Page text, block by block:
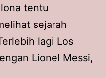
tentu
sejarah
lagi Los
Lionel Messi,